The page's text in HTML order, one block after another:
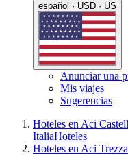
español · USD · US
Anunciar una
Mis viajes
Sugerencias
Hoteles en Aci
ItaliaHoteles
Hoteles en Aci Trezza